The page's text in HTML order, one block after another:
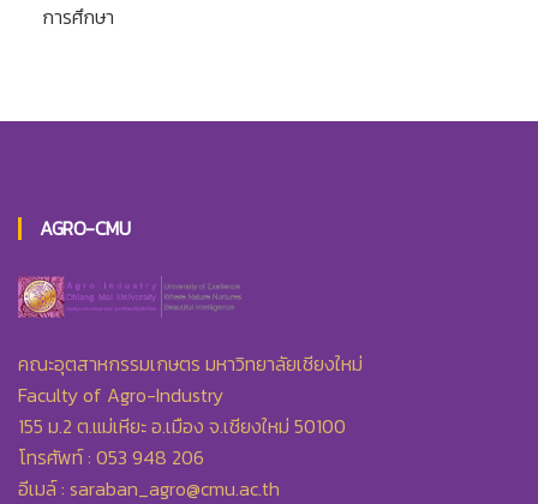
การศึกษา
AGRO-CMU
คณะอุตสาหกรรมเกษตร มหาวิทยาลัยเชียงใหม่
Faculty of Agro-Industry
155 ม.2 ต.แม่เหียะ อ.เมือง จ.เชียงใหม่ 50100
โทรศัพท์ : 053 948 206
อีเมล์ : saraban_agro@cmu.ac.th